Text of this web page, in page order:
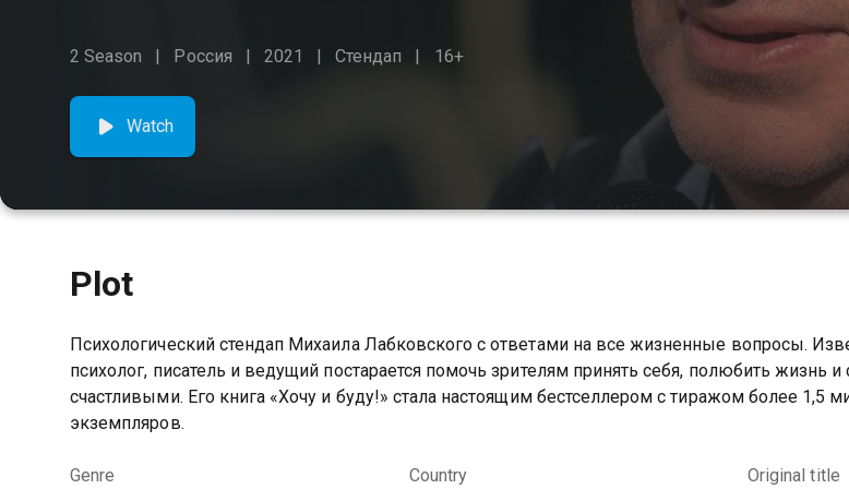
2 Season Россия 2021 Стендап 16+
Watch
Plot
Психологический стендап Михаила Лабковского с ответами на все жизненные вопросы.
психолог, писатель и ведущий постарается помочь зрителям принять себя, полюбить жизнь и
счастливыми. Его книга «Хочу и буду!» стала настоящим бестселлером с тиражом более 1,5
экземпляров.
Genre Country Original title